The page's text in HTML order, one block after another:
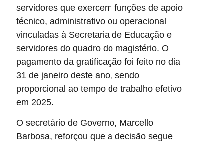
servidores que exercem funções de apoio
técnico, administrativo ou operacional
vinculadas à Secretaria de Educação e
servidores do quadro do magistério. O
pagamento da gratificação foi feito no dia
31 de janeiro deste ano, sendo
proporcional ao tempo de trabalho efetivo
em 2025.
O secretário de Governo, Marcello
Barbosa, reforçou que a decisão segue